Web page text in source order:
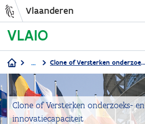
inhoud
gaan
Vlaanderen
Kruimelpad
... Clone of Versterken onderzoeks- en innovatiecapaciteit
Clone of Versterken onderzoeks- en
innovatiecapaciteit